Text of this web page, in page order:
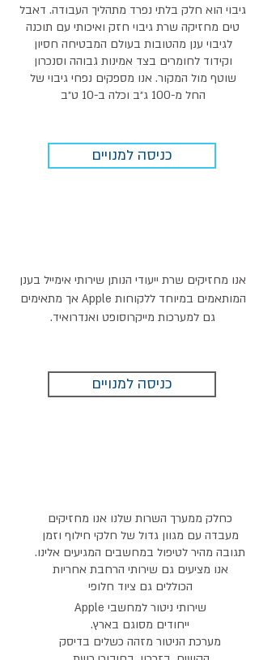
גיבוי הוא חלק בלתי נפרד מתהליך העבודה. דאבל
טים מחזיקה שרת גיבוי חזק ואיכותי עם תוכנה
לגיבוי ענן מהטובות בעולם המבטיחה חסיון
וקידוד לחומרים בצד אמינות גבוהה וסנכרון
שוטף מול המקור. אנו מספקים נפחי גיבוי של
החל מ-100 ג״ב וכלה ב-10 ט״ב
כניסה למנויים
אנו מחזיקים שרת ייעודי הנותן שירותי אימייל בענן
המותאמים במיוחד ללקוחות Apple אך מתאימים
גם למערכות מייקרוסופט ואנדרואיד.
כניסה למנויים
כחלק ממערך השרות שלנו אנו מחזיקים
מעבדה עם מגוון גדול של חלקי חילוף וזמן
תגובה מהיר לטיפול במחשבים המגיעים אלינו.
אנו מציעים גם שירותי הרחבת אחריות
הכוללים גם ציוד חלופי
שירותי ניטור למחשבי Apple
ייחודים מסוגם בארץ.
מערכת הניטור מזהה כשלים בדיסק